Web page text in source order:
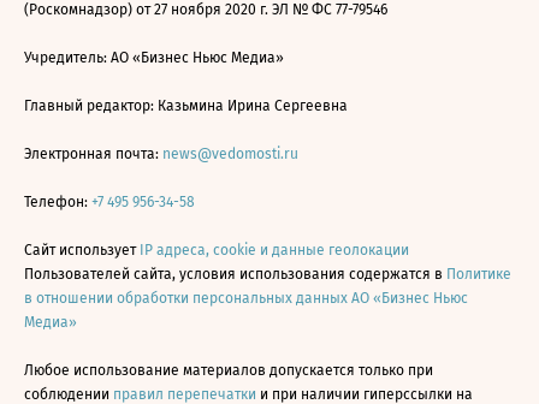
(Роскомнадзор) от 27 ноября 2020 г. ЭЛ № ФС 77-79546
Учредитель: АО «Бизнес Ньюс Медиа»
Главный редактор: Казьмина Ирина Сергеевна
Электронная почта: news@vedomosti.ru
Телефон: +7 495 956-34-58
Сайт использует IP адреса, cookie и данные геолокации
Пользователей сайта, условия использования содержатся в Политике
в отношении обработки персональных данных АО «Бизнес Ньюс
Медиа»
Любое использование материалов допускается только при
соблюдении правил перепечатки и при наличии гиперссылки на